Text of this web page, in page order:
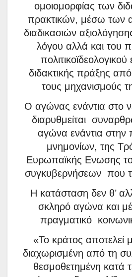
ομοιομορφίας των
πρακτικών, μέσω των
διαδικασιών
λόγου αλλά και του
διδακτικής πράξης
τους μηχανισμούς
Ο αγώνας ενάντια στο
διαρυθμείται
αγώνα ενάντια στην
μνημονίων, της
Ευρωπαϊκής Ενωσης
συγκυβερνήσεων που
Η κατάσταση δεν θ’
σκληρό αγώνα και
πραγματικό
«Το κράτος αποτελεί
διαχωρισμένη από τη
θεσμοθετημένη κατά